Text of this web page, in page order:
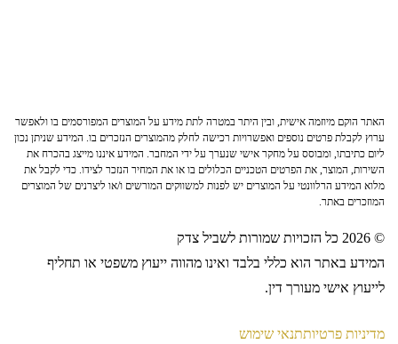
האתר הוקם מיוזמה אישית, ובין היתר במטרה לתת מידע על המוצרים המפורסמים בו ולאפשר
ערוץ לקבלת פרטים נוספים ואפשרויות רכישה לחלק מהמוצרים הנזכרים בו. המידע שניתן נכון
ליום כתיבתו, ומבוסס על מחקר אישי שנערך על ידי המחבר. המידע איננו מייצג בהכרח את
השירות, המוצר, את הפרטים הטכניים הכלולים בו או את המחיר הנזכר לצידו. כדי לקבל את
מלוא המידע הרלוונטי על המוצרים יש לפנות למשווקים המורשים ו/או ליצרנים של המוצרים
המוזכרים באתר.
© 2026 כל הזכויות שמורות לשביל צדק
המידע באתר הוא כללי בלבד ואינו מהווה ייעוץ משפטי או תחליף
לייעוץ אישי מעורך דין.
מדיניות פרטיותתנאי שימוש